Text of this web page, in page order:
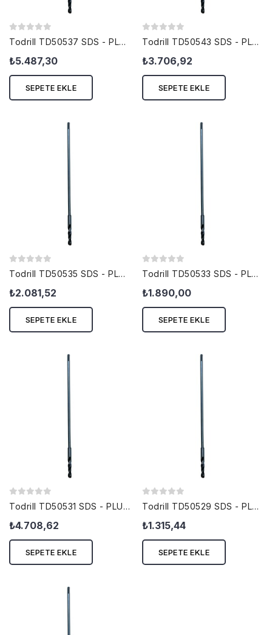
Todrill TD50537 SDS - PLUS KALIPÇI...
₺5.487,30
SEPETE EKLE
Todrill TD50543 SDS - PLUS KALIPÇI...
₺3.706,92
SEPETE EKLE
Todrill TD50535 SDS - PLUS KALIPÇI...
₺2.081,52
SEPETE EKLE
Todrill TD50533 SDS - PLUS KALIPÇI...
₺1.890,00
SEPETE EKLE
Todrill TD50531 SDS - PLUS KALIPÇI...
₺4.708,62
SEPETE EKLE
Todrill TD50529 SDS - PLUS KALIPÇI...
₺1.315,44
SEPETE EKLE